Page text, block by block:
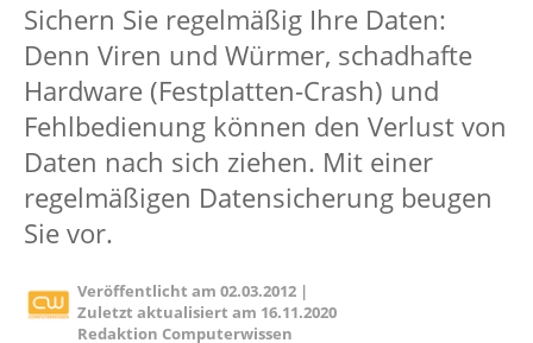
Sichern Sie regelmäßig Ihre Daten:
Denn Viren und Würmer, schadhafte
Hardware (Festplatten-Crash) und
Fehlbedienung können den Verlust von
Daten nach sich ziehen. Mit einer
regelmäßigen Datensicherung beugen
Sie vor.
Veröffentlicht am02.03.2012 |
Zuletzt aktualisiert am 16.11.2020
Redaktion Computerwissen